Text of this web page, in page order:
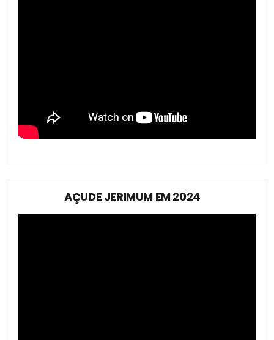
AÇUDE JERIMUM EM 2024